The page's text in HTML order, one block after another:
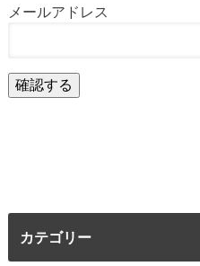
メールアドレス
カテゴリー